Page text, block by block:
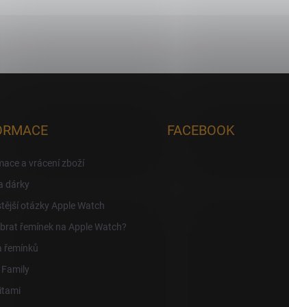
a vrácení zboží
dárky
otázky Apple Watch
řemínek na Apple Watch?
řemínků
FACEBOOK